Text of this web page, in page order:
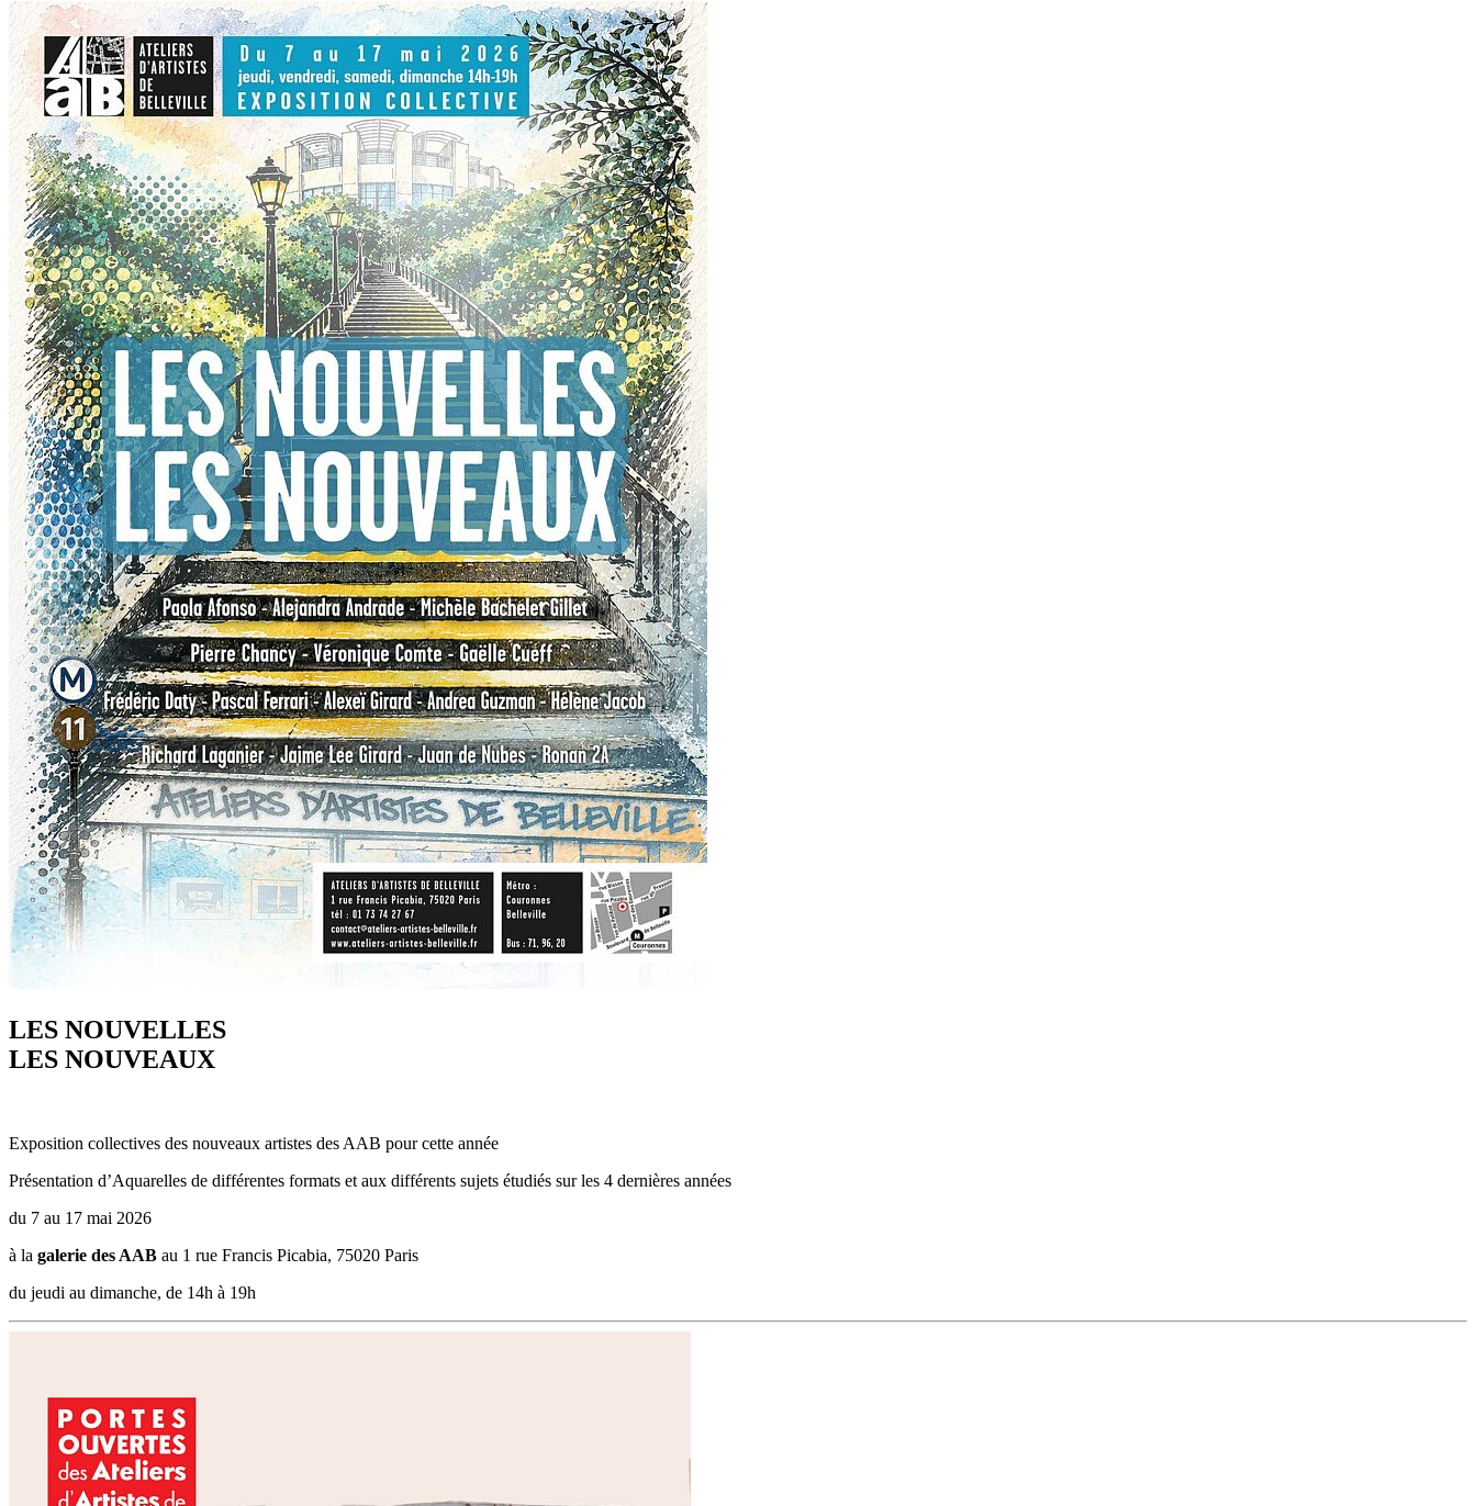
LES NOUVELLES
LES NOUVEAUX
Exposition collectives des nouveaux artistes des AAB pour cette année
Présentation d’Aquarelles de différentes formats et aux différents sujets étudiés sur les 4 dernières années
du 7 au 17 mai 2026
à la galerie des AAB au 1 rue Francis Picabia, 75020 Paris
du jeudi au dimanche, de 14h à 19h